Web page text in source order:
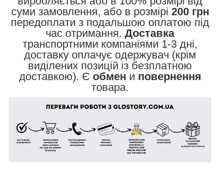
суми замовлення, або в розмірі 200 грн
передоплати з подальшою оплатою під
час отримання. Доставка
транспортними компаніями 1-3 дні,
доставку оплачує одержувач (крім
виділених позицій із безплатною
доставкою). Є обмен и повернення
товара.